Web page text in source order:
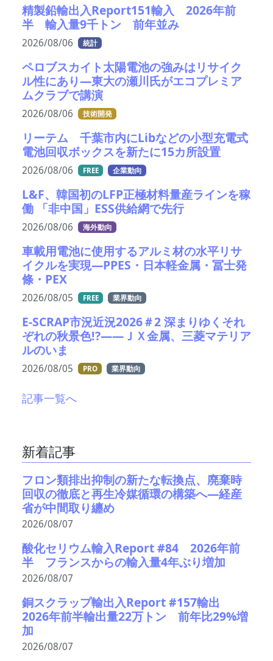
精製鉛輸出入Report151輸入 2026年前
半 輸入量9千トン 前年並み
2026/08/06 統計
ペロブスカイト太陽電池の強みはリサイク
ル性にあり―東大の瀬川氏がエコプレミア
ムクラブで講演
2026/08/06 技術開発
リーテム 千葉市内にLibなどの小型充電式
電池回収ボックスを新たに15カ所設置
2026/08/06 FREE 企業動向
L&F、韓国初のLFP正極材料量産ラインを稼
働 「非中国」ESS供給網で先行
2026/08/06 海外動向
車載用電池に使用するアルミ材の水平リサ
イクルを実現―PPES・日本軽金属・冨士発
條・PEX
2026/08/05 FREE 業界動向
E-SCRAP市況近況2026＃2 深まりゆくそれ
ぞれの秋景色!?――ＪＸ金属、三菱マテリア
ルのいま
2026/08/05 PRO 業界動向
記事一覧へ
新着記事
フロン類排出抑制の新たな転換点、廃棄時
回収の徹底と再生冷媒循環の構築へ―経産
省が中間取り纏め
2026/08/07
酸化セリウム輸入Report #84 2026年前
半 フランスからの輸入量4年ぶり増加
2026/08/07
銅スクラップ輸出入Report #157輸出
2026年前半輸出量22万トン 前年比29%増
加
2026/08/07